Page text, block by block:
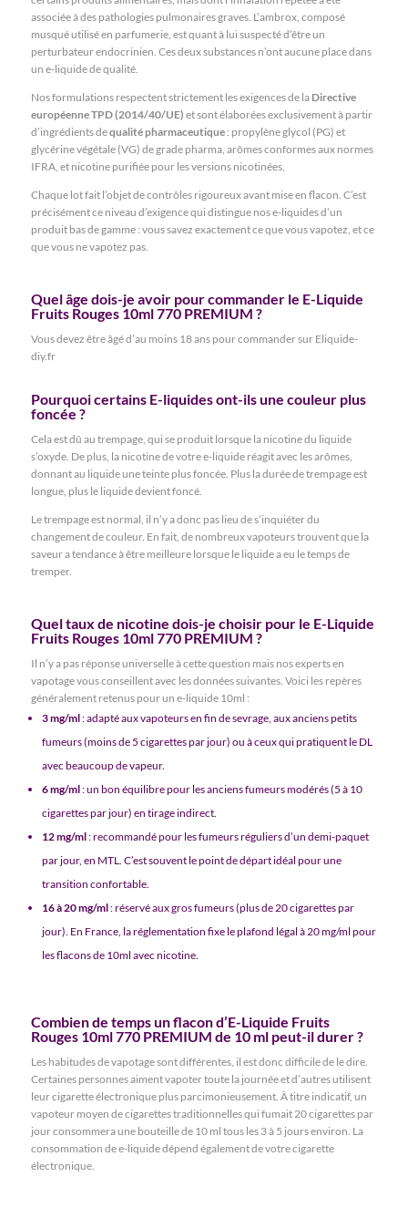
associée à des pathologies pulmonaires graves. L’ambrox, composé
musqué utilisé en parfumerie, est quant à lui suspecté d’être un
perturbateur endocrinien. Ces deux substances n’ont aucune place dans
un e-liquide de qualité.
Nos formulations respectent strictement les exigences de la Directive
européenne TPD (2014/40/UE) et sont élaborées exclusivement à partir
d’ingrédients dequalité pharmaceutique: propylène glycol (PG) et
glycérine végétale (VG) de grade pharma, arômes conformes aux normes
IFRA, et nicotine purifiée pour les versions nicotinées.
Chaque lot fait l’objet de contrôles rigoureux avant mise en flacon. C’est
précisément ce niveau d’exigence qui distingue nos e-liquides d’un
produit bas de gamme : vous savez exactement ce que vous vapotez, et ce
que vous ne vapotez pas.
Quel âge dois-je avoir pour commander le E-Liquide
Fruits Rouges 10ml 770 PREMIUM ?
Vous devez être âgé d’au moins 18 ans pour commander sur Eliquide-
diy.fr
Pourquoi certains E-liquides ont-ils une couleur plus
foncée ?
Cela est dû au trempage, qui se produit lorsque la nicotine du liquide
s’oxyde. De plus, la nicotine de votre e-liquide réagit avec les arômes,
donnant au liquide une teinte plus foncée. Plus la durée de trempage est
longue, plus le liquide devient foncé.
Le trempage est normal, il n’y a donc pas lieu de s’inquiéter du
changement de couleur. En fait, de nombreux vapoteurs trouvent que la
saveur a tendance à être meilleure lorsque le liquide a eu le temps de
tremper.
Quel taux de nicotine dois-je choisir pour le E-Liquide
Fruits Rouges 10ml 770 PREMIUM ?
Il n’y a pas réponse universelle à cette question mais nos experts en
vapotage vous conseillent avec les données suivantes. Voici les repères
généralement retenus pour un e-liquide 10ml :
3 mg/ml: adapté aux vapoteurs en fin de sevrage, aux anciens petits
fumeurs (moins de 5 cigarettes par jour) ou à ceux qui pratiquent le DL
avec beaucoup de vapeur.
6 mg/ml: un bon équilibre pour les anciens fumeurs modérés (5 à 10
cigarettes par jour) en tirage indirect.
12 mg/ml: recommandé pour les fumeurs réguliers d’un demi-paquet
par jour, en MTL. C’est souvent le point de départ idéal pour une
transition confortable.
16 à 20 mg/ml: réservé aux gros fumeurs (plus de 20 cigarettes par
jour). En France, la réglementation fixe le plafond légal à 20 mg/ml pour
les flacons de 10ml avec nicotine.
Combien de temps un flacon d’E-Liquide Fruits
Rouges 10ml 770 PREMIUM de 10 ml peut-il durer ?
Les habitudes de vapotage sont différentes, il est donc difficile de le dire.
Certaines personnes aiment vapoter toute la journée et d’autres utilisent
leur cigarette électronique plus parcimonieusement. À titre indicatif, un
vapoteur moyen de cigarettes traditionnelles qui fumait 20 cigarettes par
jour consommera une bouteille de 10 ml tous les 3 à 5 jours environ. La
consommation de e-liquide dépend également de votre cigarette
électronique.